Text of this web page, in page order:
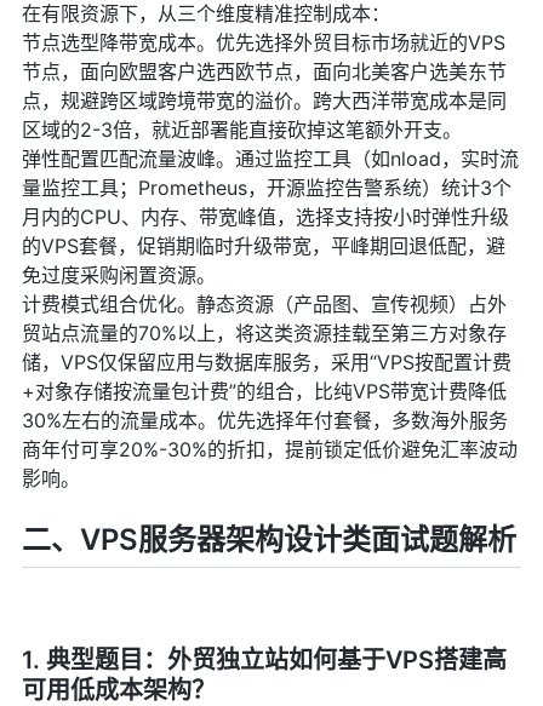
在有限资源下，从三个维度精准控制成本：
节点选型降带宽成本。优先选择外贸目标市场就近的VPS
节点，面向欧盟客户选西欧节点，面向北美客户选美东节
点，规避跨区域跨境带宽的溢价。跨大西洋带宽成本是同
区域的2-3倍，就近部署能直接砍掉这笔额外开支。
弹性配置匹配流量波峰。通过监控工具（如nload，实时流
量监控工具；Prometheus，开源监控告警系统）统计3个
月内的CPU、内存、带宽峰值，选择支持按小时弹性升级
的VPS套餐，促销期临时升级带宽，平峰期回退低配，避
免过度采购闲置资源。
计费模式组合优化。静态资源（产品图、宣传视频）占外
贸站点流量的70%以上，将这类资源挂载至第三方对象存
储，VPS仅保留应用与数据库服务，采用“VPS按配置计费
+对象存储按流量包计费”的组合，比纯VPS带宽计费降低
30%左右的流量成本。优先选择年付套餐，多数海外服务
商年付可享20%-30%的折扣，提前锁定低价避免汇率波动
影响。
二、VPS服务器架构设计类面试题解析
1. 典型题目：外贸独立站如何基于VPS搭建高
可用低成本架构？